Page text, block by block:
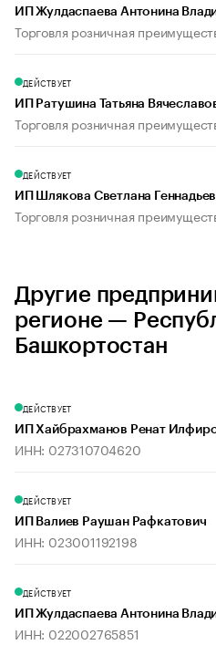
ИП Жулдаспаева Антонина
Торговля розничная
ДЕЙСТВУЕТ
ИП Ратушина Татьяна
Торговля розничная
ДЕЙСТВУЕТ
ИП Шлякова Светлана
Торговля розничная
Другие
регионе —
Башкортостан
ДЕЙСТВУЕТ
ИП Хайбрахманов Ренат
ИНН: 027310704620
ДЕЙСТВУЕТ
ИП Валиев Раушан Рафкатович
ИНН: 023001192198
ДЕЙСТВУЕТ
ИП Жулдаспаева Антонина
ИНН: 022002765851